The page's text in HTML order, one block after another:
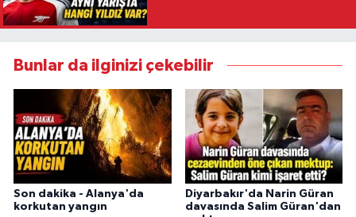
Bunlar da ilginizi çekebilir
Son dakika - Alanya'da
korkutan yangın
Diyarbakır'da Narin Güran
davasında Salim Güran'dan